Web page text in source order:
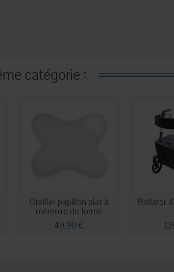
catégorie :
Oreiller papillon plat à
mémoire de forme
49,90 €
Rollator